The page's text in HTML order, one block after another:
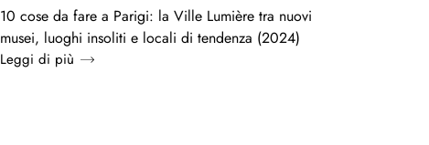
10 cose da fare a Parigi: la Ville Lumière tra nuovi
musei, luoghi insoliti e locali di tendenza (2024)
Leggi di più